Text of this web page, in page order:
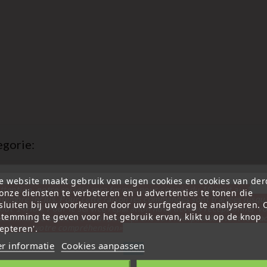
favorite_border
website maakt gebruik van eigen cookies en cookies van
diensten te verbeteren en u advertenties te tonen die
bij uw voorkeuren door uw surfgedrag te analyseren.
te geven voor het gebruik ervan, klikt u op de knop
informatie Cookies aanpassen
notre société sera fermée pour congés du 10 aout au 1
inclus. Pour cette raison les commandes sont traitées
14H00. Pour le service réparation nous devons réceptionner
avant le 6 aout pour qu'elle soit réexpédiée avant le 7
pour votre compréhension»
Sluit